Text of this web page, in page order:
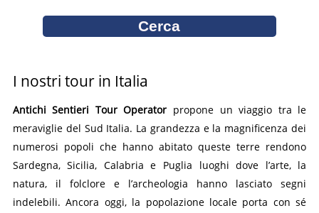
I nostri tour in Italia
Antichi Sentieri Tour Operator propone un viaggio tra le
meraviglie del Sud Italia. La grandezza e la magnificenza dei
numerosi popoli che hanno abitato queste terre rendono
Sardegna, Sicilia, Calabria e Puglia luoghi dove l’arte, la
natura, il folclore e l’archeologia hanno lasciato segni
indelebili. Ancora oggi, la popolazione locale porta con sé